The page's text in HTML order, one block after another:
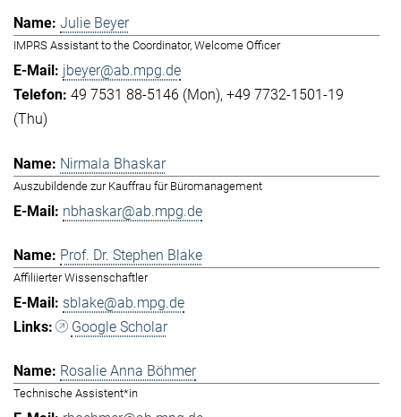
Julie Beyer
IMPRS Assistant to the Coordinator, Welcome Officer
jbeyer@ab.mpg.de
49 7531 88-5146 (Mon) +49 7732-1501-19
(Thu)
Nirmala Bhaskar
Auszubildende zur Kauffrau für Büromanagement
nbhaskar@ab.mpg.de
Prof. Dr. Stephen Blake
Affiliierter Wissenschaftler
sblake@ab.mpg.de
Google Scholar
Rosalie Anna Böhmer
Technische Assistent*in